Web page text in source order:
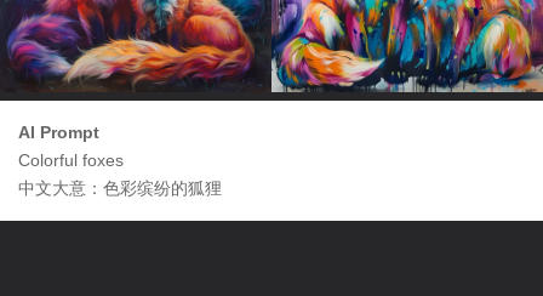
AI Prompt
Colorful foxes
中文大意：色彩缤纷的狐狸